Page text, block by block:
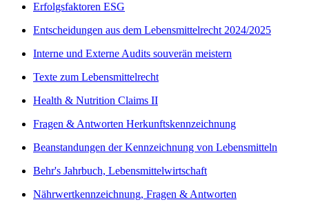
Erfolgsfaktoren ESG
Entscheidungen aus dem Lebensmittelrecht 2024/2025
Interne und Externe Audits souverän meistern
Texte zum Lebensmittelrecht
Health & Nutrition Claims II
Fragen & Antworten Herkunftskennzeichnung
Beanstandungen der Kennzeichnung von Lebensmitteln
Behr's Jahrbuch, Lebensmittelwirtschaft
Nährwertkennzeichnung, Fragen & Antworten